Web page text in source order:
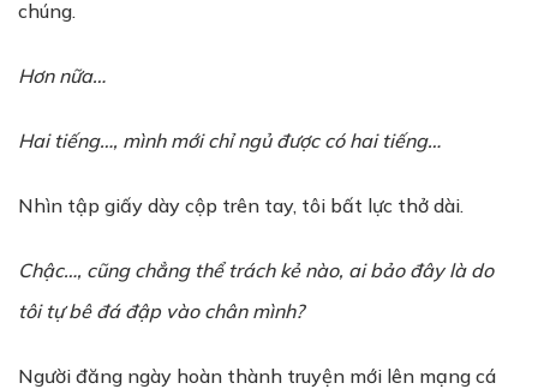
chúng.
Hơn nữa…
Hai tiếng…, mình mới chỉ ngủ được có hai tiếng…
Nhìn tập giấy dày cộp trên tay, tôi bất lực thở dài.
Chậc…, cũng chẳng thể trách kẻ nào, ai bảo đây là do
tôi tựbê đá đập vào chân mình?
Người đăng ngày hoàn thành truyện mới lên mạng cá